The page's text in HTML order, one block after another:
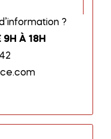
?
9H À 18H